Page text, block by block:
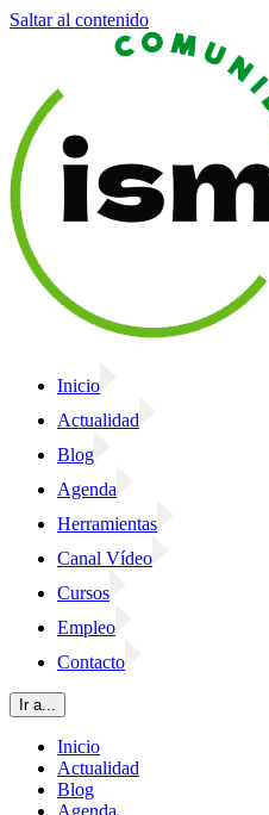
Saltar al contenido
Inicio
Actualidad
Blog
Agenda
Herramientas
Canal Vídeo
Cursos
Empleo
Contacto
Ir a...
Inicio
Actualidad
Blog
Agenda